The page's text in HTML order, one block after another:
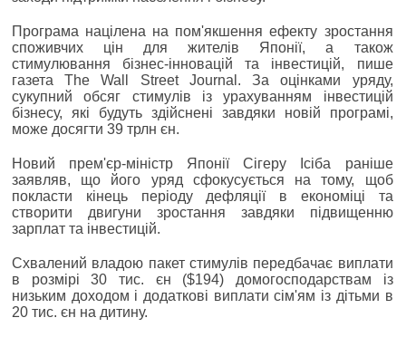
Програма націлена на пом'якшення ефекту зростання
споживчих цін для жителів Японії, а також
стимулювання бізнес-інновацій та інвестицій, пише
газета The Wall Street Journal. За оцінками уряду,
сукупний обсяг стимулів із урахуванням інвестицій
бізнесу, які будуть здійснені завдяки новій програмі,
може досягти 39 трлн єн.
Новий прем'єр-міністр Японії Сігеру Ісіба раніше
заявляв, що його уряд сфокусується на тому, щоб
покласти кінець періоду дефляції в економіці та
створити двигуни зростання завдяки підвищенню
зарплат та інвестицій.
Схвалений владою пакет стимулів передбачає виплати
в розмірі 30 тис. єн ($194) домогосподарствам із
низьким доходом і додаткові виплати сім'ям із дітьми в
20 тис. єн на дитину.